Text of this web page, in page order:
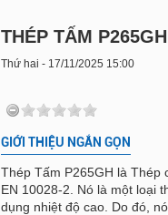
THÉP TẤM P265GH
Thứ hai - 17/11/2025 15:00
GIỚI THIỆU NGẮN GỌN
Thép Tấm P265GH là Thép
EN 10028-2. Nó là một loại
dụng nhiệt độ cao. Do đó,